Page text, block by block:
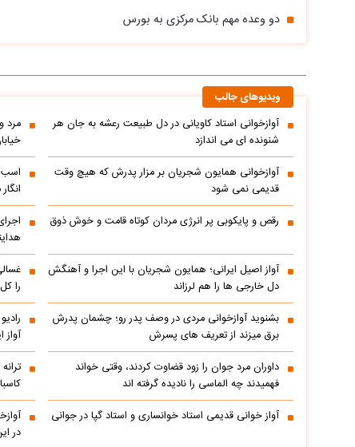
دو وعده مهم بانک مرکزی به بورس
ویدیوهای جالب
آوازخوانی استاد کاویانی در دل طبیعت رعشه به جان هر
شنونده ای می اندازد
مرد
آوازخوانی همایون شجریان بر مزار پدرش که هیچ وقت
قدیمی نمی شود
اسب
رقص و پایکوبی پر انرژی مردان کوتاه قامت و خوش ذوق
آواز اصیل ایرانی؛ همایون شجریان با این اجرا و آهنگش
دل خارجی ها را هم لرزاند
را
بشنوید آوازخوانی مردی در وصف پدر رو؛ چشمان پدرش
برق میزند از تعریف های پسرش
آواز
داوران مرد جوان را زود قضاوت کردند، وقتی خواند
فهمیدند چه الماسی را نادیده گرفته اند
آواز خوانی قدیمی استاد خوانساری و استاد گپا در جوانی
در